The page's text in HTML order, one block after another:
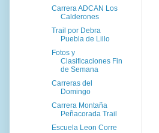
Carrera ADCAN Los
Calderones
Trail por Debra
Puebla de Lillo
Fotos y
Clasificaciones Fin
de Semana
Carreras del
Domingo
Carrera Montaña
Peñacorada Trail
Escuela Leon Corre